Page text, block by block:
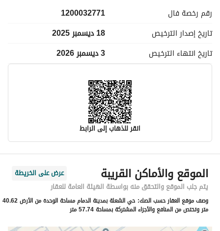
رقم رخصة فال
1200032771
تاريخ إصدار الترخيص
18 ديسمبر 2025
تاريخ انتهاء الترخيص 3 ديسمبر 2026
انقر للذهاب إلى الرابط
معلومات مسؤول الإعلان
اسم المسؤول
على بن محمد بن علي الباهلى
رقم المسؤول
0552932864
الموقع والأماكن القريبة
عرض على الخريطة
يتم جلب الموقع والتحقق منه بواسطة الهيئة العامة للعقار
وصف موقع العقار حسب الصك:
حي الشعلة بمدينة الدمام مساحة الوحدة من الأرض 40.62
متر وتختص من المنافع والأجزاء المشتركة بمساحة 57.74 متر